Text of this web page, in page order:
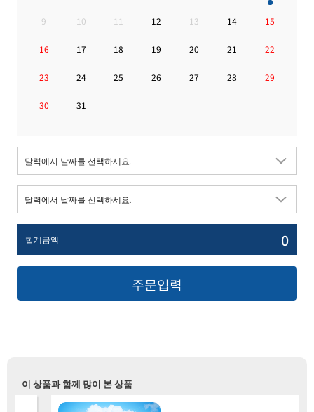
9 10 11 12 13 14 15
16 17 18 19 20 21 22
23 24 25 26 27 28 29
30 31
합계금액 0
주문입력
이 상품과 함께 많이 본 상품